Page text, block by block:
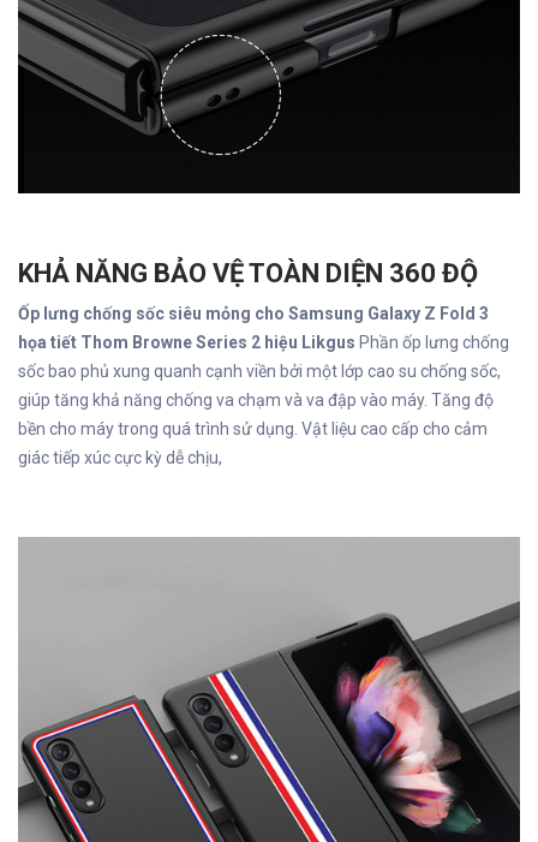
KHẢ NĂNG BẢO VỆ TOÀN DIỆN 360 ĐỘ
Ốp lưng chống sốc siêu mỏng cho Samsung Galaxy Z Fold 3
họa tiết Thom Browne Series 2 hiệu Likgus Phần ốp lưng chống
sốc bao phủ xung quanh cạnh viền bởi một lớp cao su chống sốc,
giúp tăng khả năng chống va chạm và va đập vào máy. Tăng độ
bền cho máy trong quá trình sử dụng. Vật liệu cao cấp cho cảm
giác tiếp xúc cực kỳ dễ chịu,